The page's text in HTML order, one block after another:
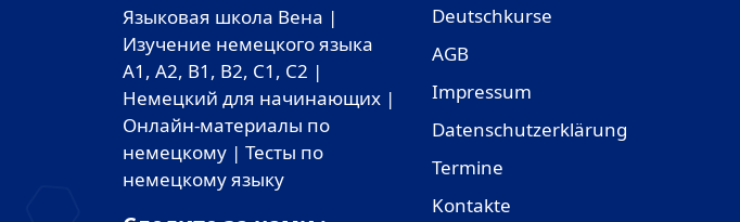
Языковая школа Вена |
Изучение немецкого языка
A1, A2, B1, B2, C1, C2 |
Немецкий для начинающих |
Онлайн-материалы по
немецкому | Тесты по
немецкому языку
Deutschkurse
AGB
Impressum
Datenschutzerklärung
Termine
Kontakte